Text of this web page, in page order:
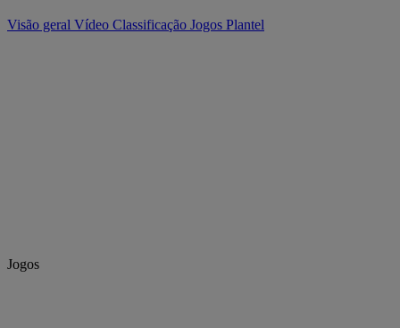
Visão geral Vídeo Classificação Jogos Plantel
Jogos